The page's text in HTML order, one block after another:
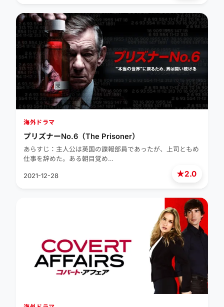
★2.0
海外ドラマ
プリズナーNo.6（The Prisoner）
あらすじ：主人公は英国の諜報部員であったが、上司ともめ
仕事を辞めた。ある朝目覚め…
2021-12-28